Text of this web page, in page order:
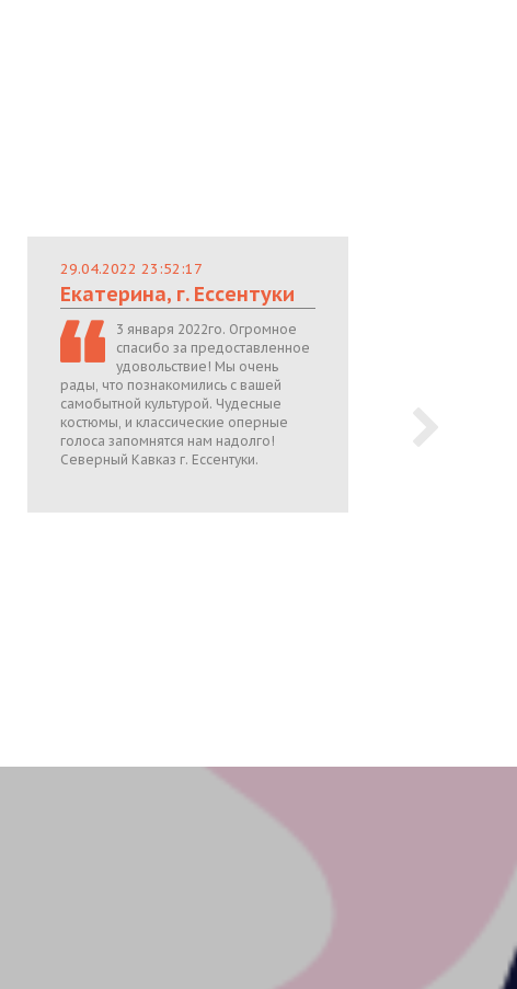
29.04.2022 23:52:17
Екатерина, г. Ессентуки
3 января 2022го. Огромное
спасибо за предоставленное
удовольствие! Мы очень
рады, что познакомились с вашей
самобытной культурой. Чудесные
костюмы, и классические оперные
голоса запомнятся нам надолго!
Северный Кавказ г. Ессентуки.